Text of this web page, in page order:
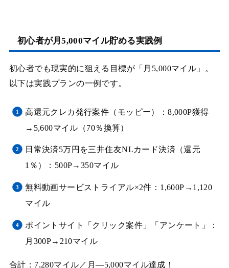
初心者が月5,000マイル貯める実践例
初心者でも現実的に狙える目標が「月5,000マイル」。
以下は実践プランの一例です。
高還元クレカ発行案件（モッピー）：8,000P獲得
→5,600マイル（70％換算）
日常決済5万円を三井住友NLカード決済（還元
1％）：500P→350マイル
無料動画サービストライアル×2件：1,600P→1,120
マイル
ポイントサイト「クリック案件」「アンケート」：
月300P→210マイル
合計：7,280マイル／月—5,000マイル達成！